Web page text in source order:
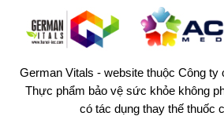
German Vitals - website thuộc Công ty
Thực phẩm bảo vệ sức khỏe không
có tác dụng thay thế thuốc